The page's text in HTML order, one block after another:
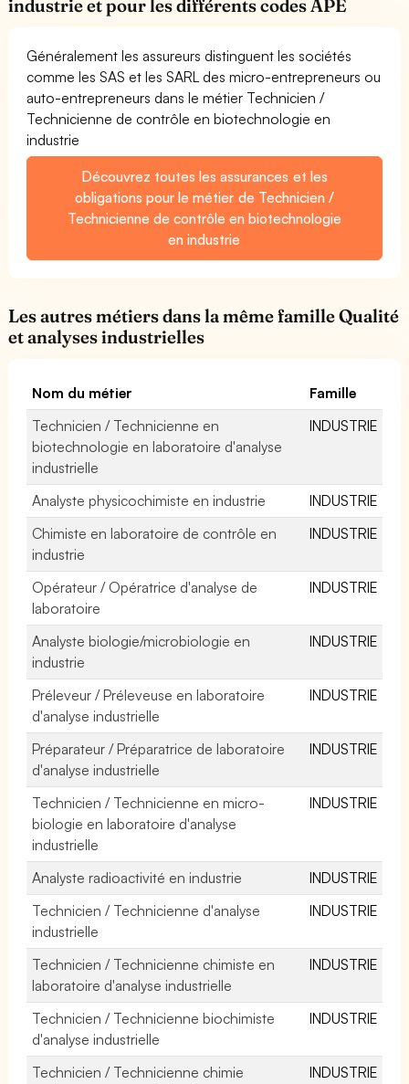
industrie et pour les différents codes APE
Généralement les assureurs distinguent les sociétés
comme les SAS et les SARL des micro-entrepreneurs ou
auto-entrepreneurs dans le métier Technicien /
Technicienne de contrôle en biotechnologie en
industrie
Découvrez toutes les assurances et les
obligations pour le métier de Technicien /
Technicienne de contrôle en biotechnologie
en industrie
Les autres métiers dans la même famille Qualité
et analyses industrielles
Nom du métier
Famille
Technicien / Technicienne en
biotechnologie en laboratoire d'analyse
industrielle
INDUSTRIE
Analyste physicochimiste en industrie
INDUSTRIE
Chimiste en laboratoire de contrôle en
industrie
INDUSTRIE
Opérateur / Opératrice d'analyse de
laboratoire
INDUSTRIE
Analyste biologie/microbiologie en
industrie
INDUSTRIE
Préleveur / Préleveuse en laboratoire
d'analyse industrielle
INDUSTRIE
Préparateur / Préparatrice de laboratoire
d'analyse industrielle
INDUSTRIE
Technicien / Technicienne en micro-
biologie en laboratoire d'analyse
industrielle
INDUSTRIE
Analyste radioactivité en industrie
INDUSTRIE
Technicien / Technicienne d'analyse
industrielle
INDUSTRIE
Technicien / Technicienne chimiste en
laboratoire d'analyse industrielle
INDUSTRIE
Technicien / Technicienne biochimiste
d'analyse industrielle
INDUSTRIE
Technicien / Technicienne chimie
INDUSTRIE